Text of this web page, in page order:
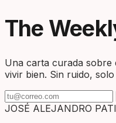
The
Una carta curada sobre
vivir bien. Sin ruido, solo
JOSÉ ALEJANDRO